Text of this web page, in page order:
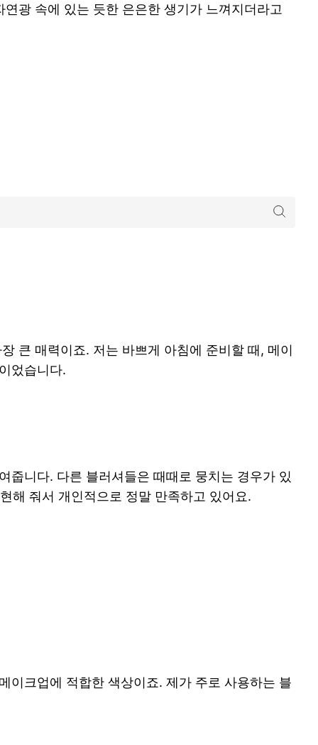
광 속에 있는 듯한 은은한 생기가 느껴지더라고
큰 매력이죠. 저는 바쁘게 아침에 준비할 때, 메이
었습니다.
줍니다. 다른 블러셔들은 때때로 뭉치는 경우가 있
해 줘서 개인적으로 정말 만족하고 있어요.
이크업에 적합한 색상이죠. 제가 주로 사용하는 블